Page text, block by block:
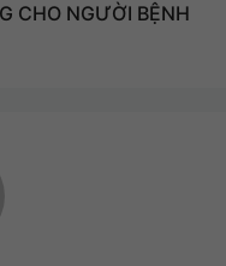
CHO NGƯỜI BỆNH